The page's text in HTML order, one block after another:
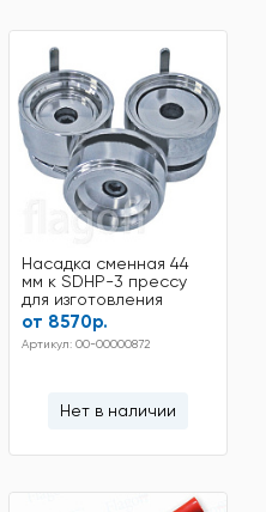
Насадка сменная 44
мм к SDHP-3 прессу
для изготовления
значков
от 8570р.
Артикул: 00-00000872
Нет в наличии